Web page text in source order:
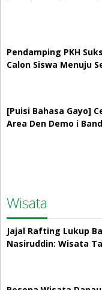
Pendamping PKH
Calon Siswa Menuju
[Puisi Bahasa Gayo]
Area Den Demo i
Wisata
Jajal Rafting Lukup
Nasiruddin: Wisata